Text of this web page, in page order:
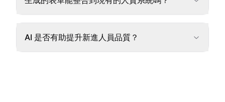
AI 是否有助提升新進人員品質？